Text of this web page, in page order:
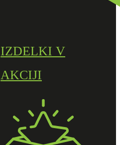
IZDELKI V
AKCIJI